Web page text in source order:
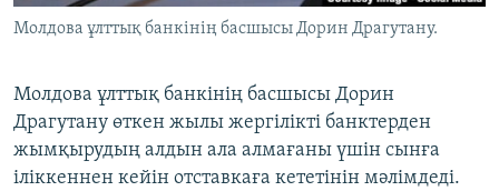
Молдова ұлттық банкінің басшысы Дорин Драгутану.
Молдова ұлттық банкінің басшысы Дорин
Драгутану өткен жылы жергілікті банктерден
жымқырудың алдын ала алмағаны үшін сынға
іліккеннен кейін отставкаға кететінін мәлімдеді.